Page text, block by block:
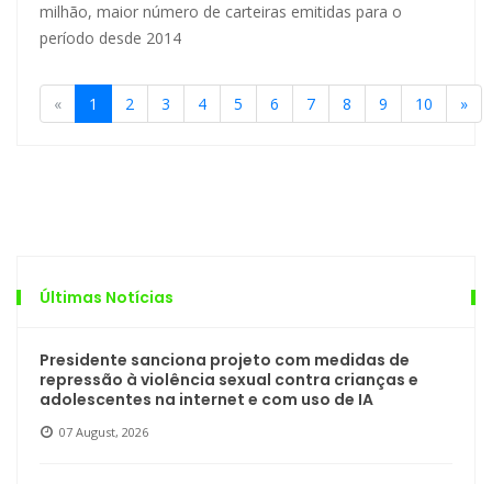
milhão, maior número de carteiras emitidas para o
período desde 2014
« 1 2 3 4 5 6 7 8 9 10 »
Últimas Notícias
Presidente sanciona projeto com medidas de
repressão à violência sexual contra crianças e
adolescentes na internet e com uso de IA
07 August, 2026